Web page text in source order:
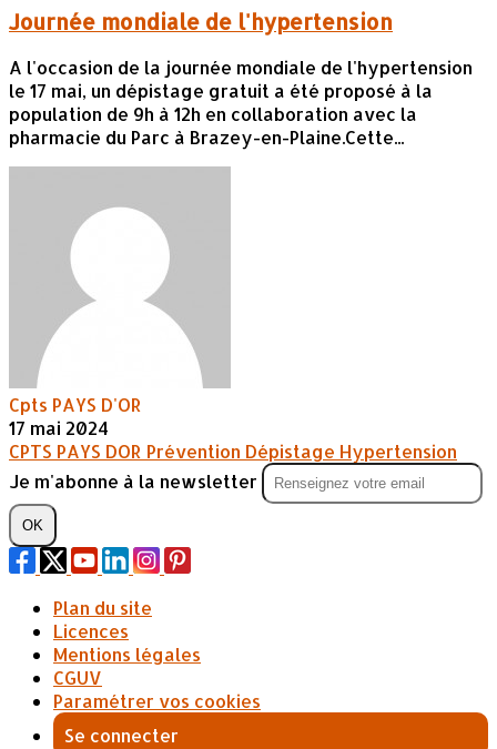
Journée mondiale de l'hypertension
A l'occasion de la journée mondiale de l'hypertension
le 17 mai, un dépistage gratuit a été proposé à la
population de 9h à 12h en collaboration avec la
pharmacie du Parc à Brazey-en-Plaine.Cette...
Cpts PAYS D'OR
17 mai 2024
CPTS PAYS DOR Prévention Dépistage Hypertension
Je m'abonne à la newsletter
OK
Plan du site
Licences
Mentions légales
CGUV
Paramétrer vos cookies
Se connecter